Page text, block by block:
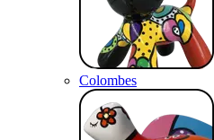
Colombes